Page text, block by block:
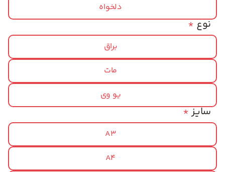
دلخواه
*نوع
براق
مات
یو وی
*سایز
A3
A4